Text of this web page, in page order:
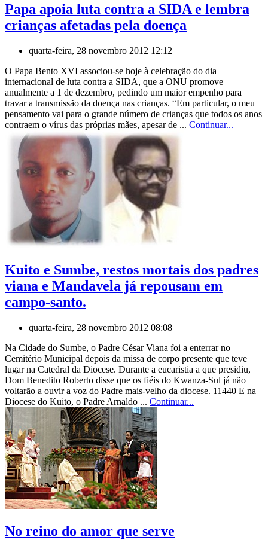
Papa apoia luta contra a SIDA e lembra
crianças afetadas pela doença
quarta-feira, 28 novembro 2012 12:12
O Papa Bento XVI associou-se hoje à celebração do dia
internacional de luta contra a SIDA, que a ONU promove
anualmente a 1 de dezembro, pedindo um maior empenho para
travar a transmissão da doença nas crianças. “Em particular, o meu
pensamento vai para o grande número de crianças que todos os anos
contraem o vírus das próprias mães, apesar de ... Continuar...
Kuito e Sumbe, restos mortais dos padres
viana e Mandavela já repousam em
campo-santo.
quarta-feira, 28 novembro 2012 08:08
Na Cidade do Sumbe, o Padre César Viana foi a enterrar no
Cemitério Municipal depois da missa de corpo presente que teve
lugar na Catedral da Diocese. Durante a eucaristia a que presidiu,
Dom Benedito Roberto disse que os fiéis do Kwanza-Sul já não
voltarão a ouvir a voz do Padre mais-velho da diocese. 11440 E na
Diocese do Kuito, o Padre Arnaldo ... Continuar...
No reino do amor que serve